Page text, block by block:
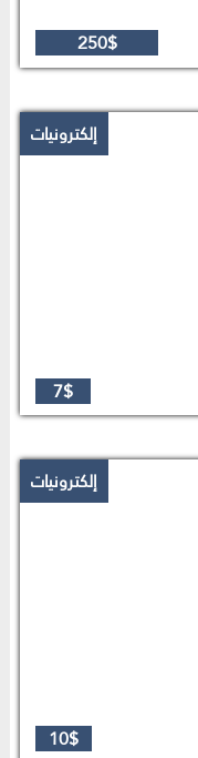
250$
إلكترونيات
7$
إلكترونيات
10$